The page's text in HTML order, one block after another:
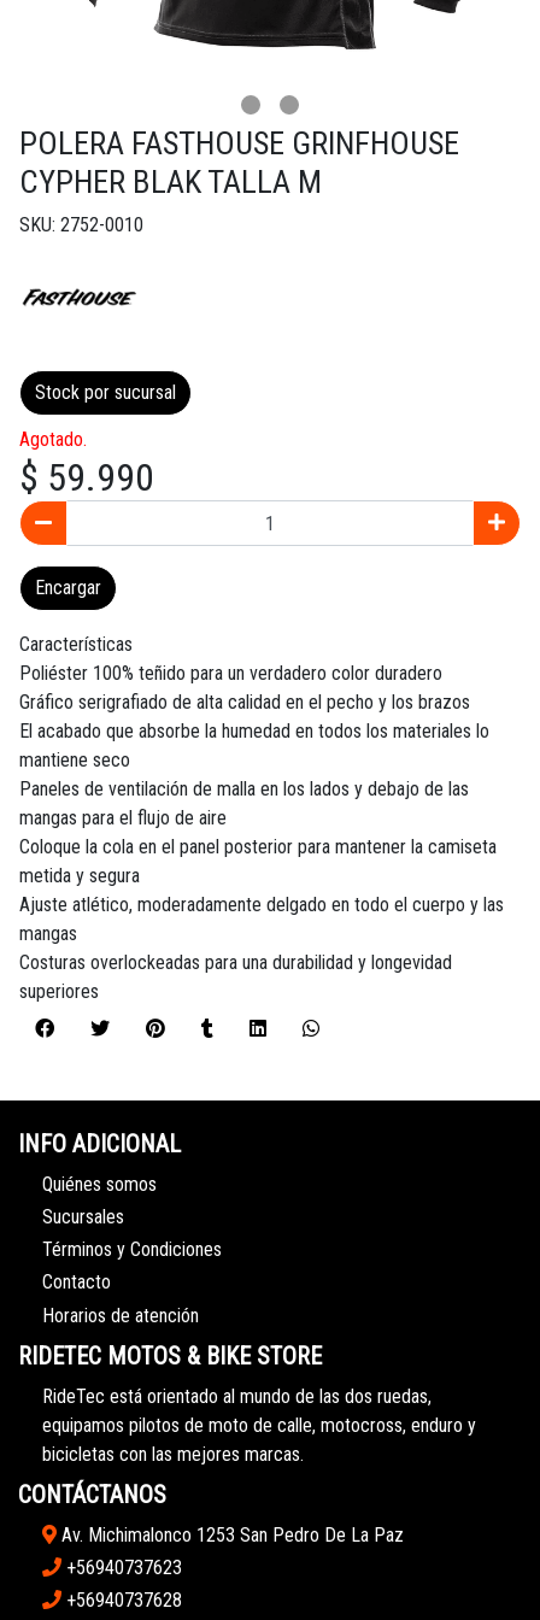
POLERA FASTHOUSE GRINFHOUSE
CYPHER BLAK TALLA M
SKU: 2752-0010
Stock por sucursal
Agotado.
$ 59.990
Encargar
Características
Poliéster 100% teñido para un verdadero color duradero
Gráfico serigrafiado de alta calidad en el pecho y los brazos
El acabado que absorbe la humedad en todos los materiales lo
mantiene seco
Paneles de ventilación de malla en los lados y debajo de las
mangas para el flujo de aire
Coloque la cola en el panel posterior para mantener la camiseta
metida y segura
Ajuste atlético, moderadamente delgado en todo el cuerpo y las
mangas
Costuras overlockeadas para una durabilidad y longevidad
superiores
INFO ADICIONAL
Quiénes somos
Sucursales
Términos y Condiciones
Contacto
Horarios de atención
RIDETEC MOTOS & BIKE STORE
RideTec está orientado al mundo de las dos ruedas,
equipamos pilotos de moto de calle, motocross, enduro y
bicicletas con las mejores marcas.
CONTÁCTANOS
Av. Michimalonco 1253 San Pedro De La Paz
+56940737623
+56940737628